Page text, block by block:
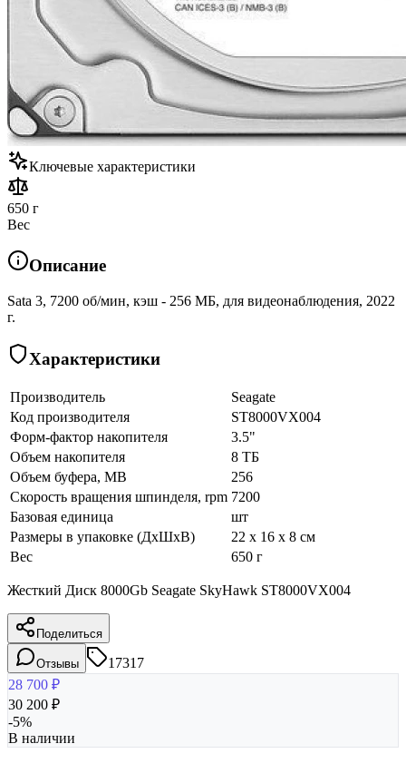
Ключевые характеристики
650 г
Вес
Описание
Sata 3, 7200 об/мин, кэш - 256 МБ, для видеонаблюдения, 2022
г.
Характеристики
Производитель
Seagate
Код производителя
ST8000VX004
Форм-фактор накопителя
3.5"
Объем накопителя
8 ТБ
Объем буфера, MB
256
Скорость вращения шпинделя, rpm 7200
Базовая единица
шт
Размеры в упаковке (ДхШхВ)
22 x 16 x 8 см
Вес
650 г
Жесткий Диск 8000Gb Seagate SkyHawk ST8000VX004
Поделиться
Отзывы
17317
28 700 ₽
30 200 ₽
-5%
В наличии